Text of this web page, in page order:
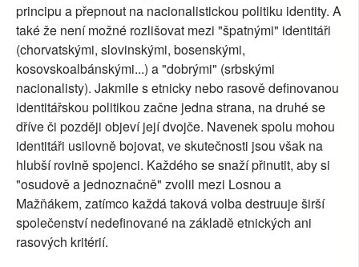
principu a přepnout na nacionalistickou politiku identity. A
také že není možné rozlišovat mezi "špatnými" identitáři
(chorvatskými, slovinskými, bosenskými,
kosovskoalbánskými...) a "dobrými" (srbskými
nacionalisty). Jakmile s etnicky nebo rasově definovanou
identitářskou politikou začne jedna strana, na druhé se
dříve či později objeví její dvojče. Navenek spolu mohou
identitáři usilovně bojovat, ve skutečnosti jsou však na
hlubší rovině spojenci. Každého se snaží přinutit, aby si
"osudově a jednoznačně" zvolil mezi Losnou a
Mažňákem, zatímco každá taková volba destruuje širší
společenství nedefinované na základě etnických ani
rasových kritérií.